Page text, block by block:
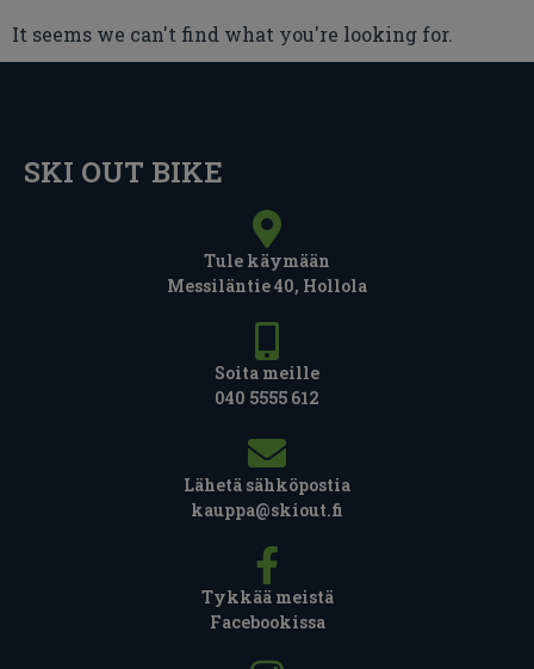
It seems we can't find what you're looking for.
SKI OUT BIKE
Tule käymään
Messiläntie 40, Hollola
Soita meille
040 5555 612
Lähetä sähköpostia
kauppa@skiout.fi
Tykkää meistä
Facebookissa